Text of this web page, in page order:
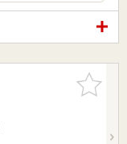
お気に入
りに追加